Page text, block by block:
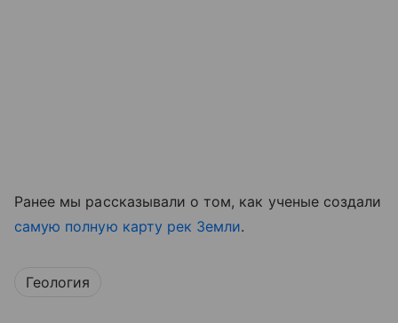
Ранее мы рассказывали о том, как ученые создали
самую полную карту рек Земли.
Геология